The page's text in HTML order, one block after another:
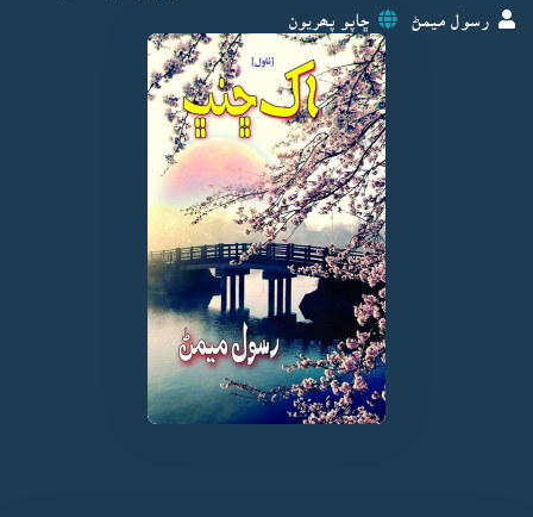
رسول ميمڻ ڇاپو پھريون